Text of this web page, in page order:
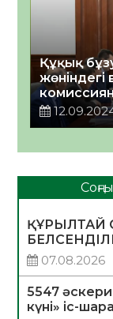
Құқық
Соңғы
ҚҰРЫЛТАЙ
07.08.2026
5547
күні» іс-